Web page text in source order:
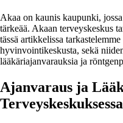
Akaa on kaunis kaupunki,
tärkeää. Akaan terveyskeskus
tässä artikkelissa
hyvinvointikeskusta, sekä
lääkäriajanvarauksia ja
Ajanvaraus ja
Terveyskeskuksessa